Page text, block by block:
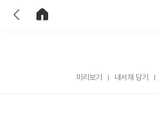
미리보기 내서재 담기